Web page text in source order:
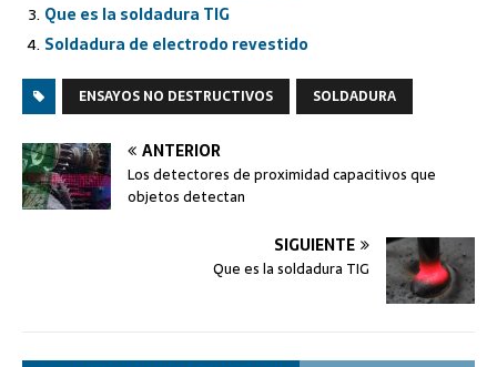
Que es la soldadura TIG
Soldadura de electrodo revestido
ENSAYOS NO DESTRUCTIVOS SOLDADURA
ANTERIOR
Los detectores de proximidad capacitivos que
objetos detectan
SIGUIENTE
Que es la soldadura TIG